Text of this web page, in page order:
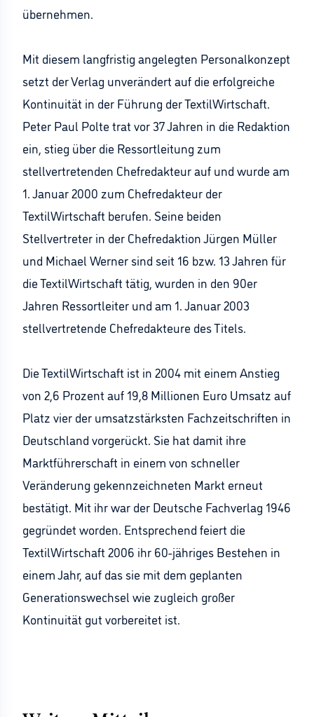
übernehmen.
Mit diesem langfristig angelegten Personalkonzept
setzt der Verlag unverändert auf die erfolgreiche
Kontinuität in der Führung der TextilWirtschaft.
Peter Paul Polte trat vor 37 Jahren in die Redaktion
ein, stieg über die Ressortleitung zum
stellvertretenden Chefredakteur auf und wurde am
1. Januar 2000 zum Chefredakteur der
TextilWirtschaft berufen. Seine beiden
Stellvertreter in der Chefredaktion Jürgen Müller
und Michael Werner sind seit 16 bzw. 13 Jahren für
die TextilWirtschaft tätig, wurden in den 90er
Jahren Ressortleiter und am 1. Januar 2003
stellvertretende Chefredakteure des Titels.
Die TextilWirtschaft ist in 2004 mit einem Anstieg
von 2,6 Prozent auf 19,8 Millionen Euro Umsatz auf
Platz vier der umsatzstärksten Fachzeitschriften in
Deutschland vorgerückt. Sie hat damit ihre
Marktführerschaft in einem von schneller
Veränderung gekennzeichneten Markt erneut
bestätigt. Mit ihr war der Deutsche Fachverlag 1946
gegründet worden. Entsprechend feiert die
TextilWirtschaft 2006 ihr 60-jähriges Bestehen in
einem Jahr, auf das sie mit dem geplanten
Generationswechsel wie zugleich großer
Kontinuität gut vorbereitet ist.